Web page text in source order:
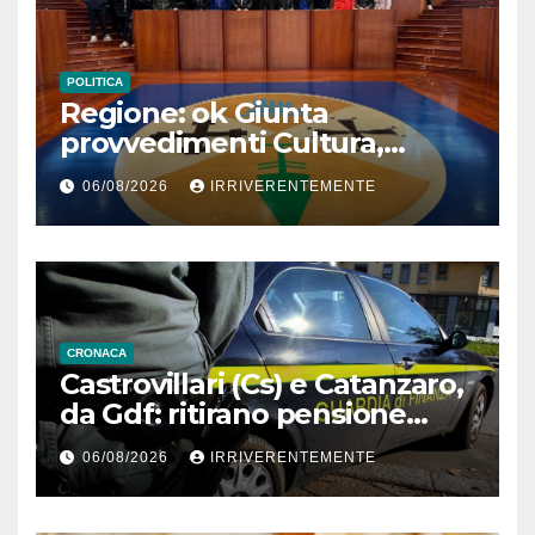
POLITICA
Regione: ok Giunta
provvedimenti Cultura,
Prevenzione, Welfare,
Bilancio Ambiente
06/08/2026 IRRIVERENTEMENTE
CRONACA
Castrovillari (Cs) e Catanzaro,
da Gdf: ritirano pensione
padre morto a Tenerife (Spa)
dopo 7 anni decesso
lucrando 245mila €, casa
06/08/2026 IRRIVERENTEMENTE